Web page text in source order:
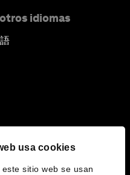
usa cookies
sitio web se usan
idiomas